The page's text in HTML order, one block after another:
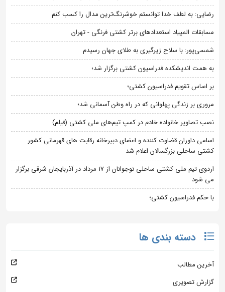
رضایی: به لطف خدا توانستم خوشرنگ‌ترین مدال را کسب کنم
مسابقات المپیاد استعدادهای برتر کشتی فرنگی - تهران
شمسی‌پور: با سلاح زیرگیری به طلای جهان رسیدم
به همت اندیشکده فدراسیون کشتی برگزار شد؛
بر اساس تقویم فدراسیون کشتی؛
مروری بر زندگی پهلوانی که در راه وطن آسمانی شد؛
نصب تصاویر خانواده خادم در کمپ تیم‌های ملی کشتی (فیلم)
اسامی داوران قضاوت کننده و اعضای دبیرخانه رقابت های قهرمانی کشور
کشتی ساحلی بزرگسالان اعلام شد
اردوی تیم ملی کشتی ساحلی نوجوانان از 17 مرداد در آذربایجان شرقی برگزار
می شود
با حکم فدراسیون کشتی؛
دسته بندی ها
آخرین مطالب
گزارش تصویری